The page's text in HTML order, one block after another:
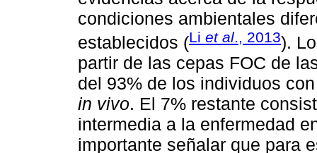
condiciones ambientales
establecidos (Li et al., 2013).
partir de las cepas FOC de
del 93% de los individuos
in vivo. El 7% restante
intermedia a la enfermedad
importante señalar que para